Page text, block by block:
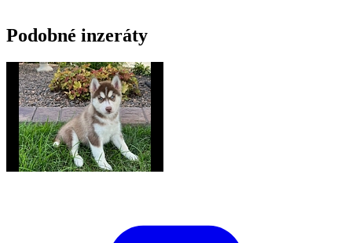
Podobné inzeráty